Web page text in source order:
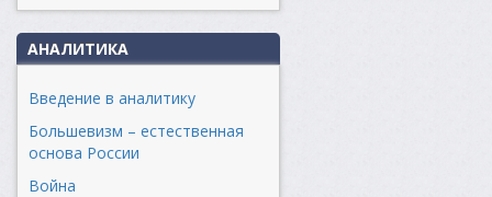
АНАЛИТИКА
Введение в аналитику
Большевизм – естественная
основа России
Война